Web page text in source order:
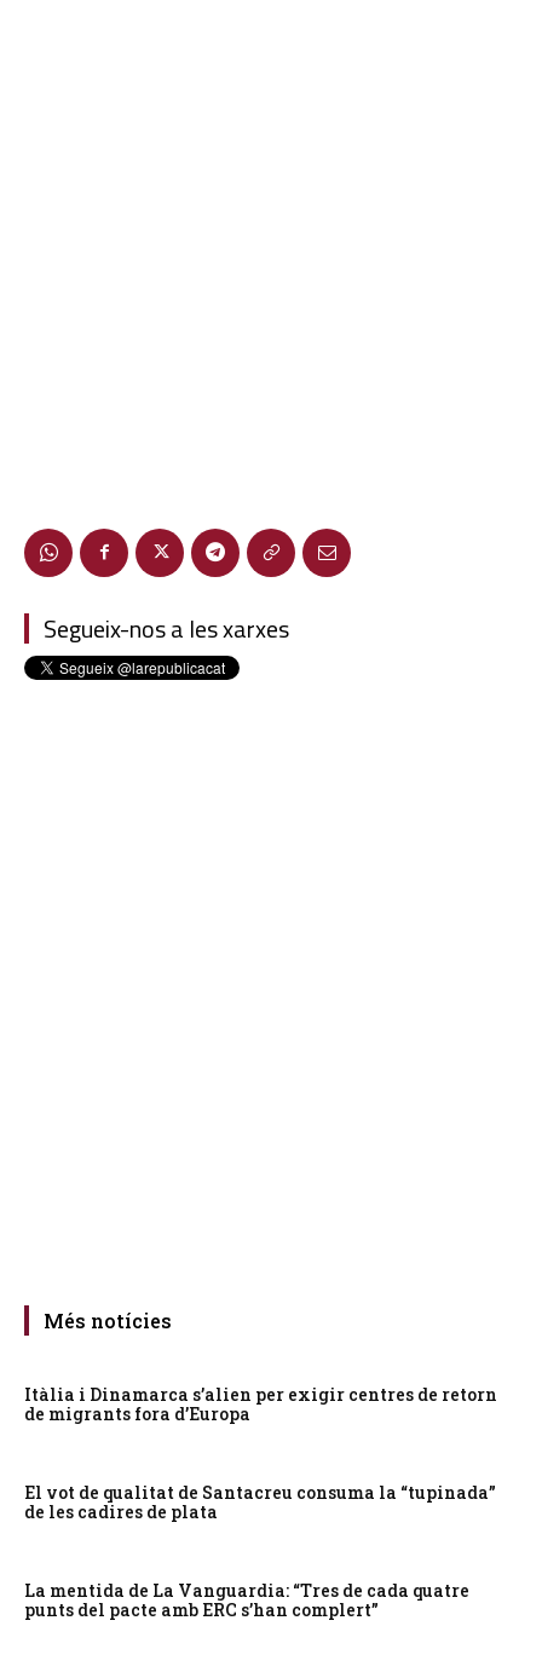
Segueix-nos a les xarxes
Més notícies
Itàlia i Dinamarca s’alien per exigir centres de retorn
de migrants fora d’Europa
El vot de qualitat de Santacreu consuma la “tupinada”
de les cadires de plata
La mentida de La Vanguardia: “Tres de cada quatre
punts del pacte amb ERC s’han complert”